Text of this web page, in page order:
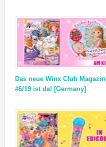
Das neue Winx Club Magazin
#6/19 ist da! [Germany]